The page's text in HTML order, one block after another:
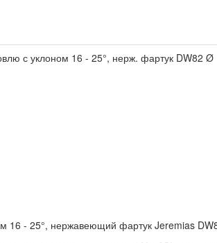
с уклоном 16 - 25°, нерж. фартук DW82 Ø
16 - 25°, нержавеющий фартук Jeremias